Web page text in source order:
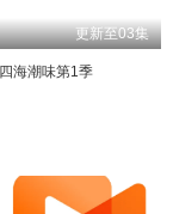
更新至03集
四海潮味第1季